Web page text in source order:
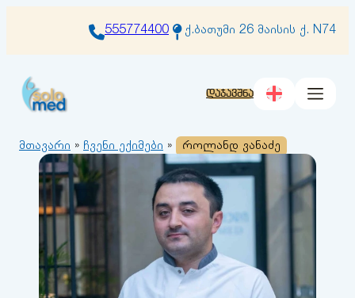
555774400 ქ.ბათუმი 26 მაისის ქ. N74
დაჯავშნა
მთავარი » ჩვენი ექიმები » როლანდ ვანაძე